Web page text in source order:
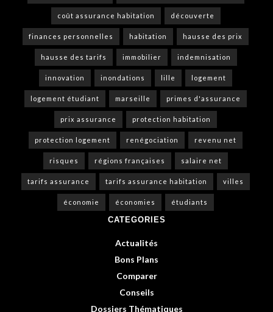
coût assurance habitation découverte
finances personnelles habitation hausse des prix
hausse des tarifs immobilier indemnisation
innovation inondations lille logement
logement étudiant marseille primes d'assurance
prix assurance protection habitation
protection logement renégociation revenu net
risques régions françaises salaire net
tarifs assurance tarifs assurance habitation villes
économie économies étudiants
CATEGORIES
Actualités
Bons Plans
Comparer
Conseils
Dossiers Thématiques